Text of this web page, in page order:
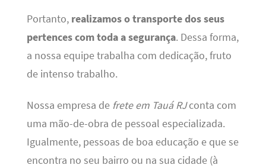
Portanto, realizamos o transporte dos seus
pertences com toda a segurança. Dessa forma,
a nossa equipe trabalha com dedicação, fruto
de intenso trabalho.
Nossa empresa de frete em Tauá RJconta com
uma mão-de-obra de pessoal especializada.
Igualmente, pessoas de boa educação e que se
encontra no seu bairro ou na sua cidade (à